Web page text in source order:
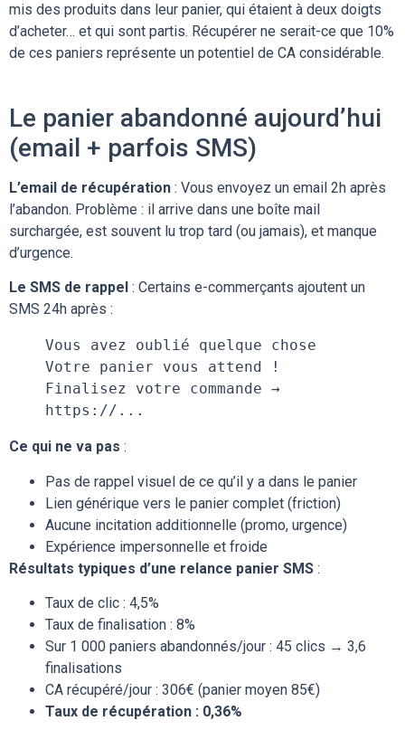
mis des produits dans leur panier, qui étaient à deux doigts
d’acheter… et qui sont partis. Récupérer ne serait-ce que 10%
de ces paniers représente un potentiel de CA considérable.
Le panier abandonné aujourd’hui
(email + parfois SMS)
L’email de récupération : Vous envoyez un email 2h après
l’abandon. Problème : il arrive dans une boîte mail
surchargée, est souvent lu trop tard (ou jamais), et manque
d’urgence.
Le SMS de rappel : Certains e-commerçants ajoutent un
SMS 24h après :
Vous avez oublié quelque chose
Votre panier vous attend !
Finalisez votre commande →
https://...
Ce qui ne va pas :
Pas de rappel visuel de ce qu’il y a dans le panier
Lien générique vers le panier complet (friction)
Aucune incitation additionnelle (promo, urgence)
Expérience impersonnelle et froide
Résultats typiques d’une relance panier SMS :
Taux de clic : 4,5%
Taux de finalisation : 8%
Sur 1 000 paniers abandonnés/jour : 45 clics → 3,6
finalisations
CA récupéré/jour : 306€ (panier moyen 85€)
Taux de récupération : 0,36%